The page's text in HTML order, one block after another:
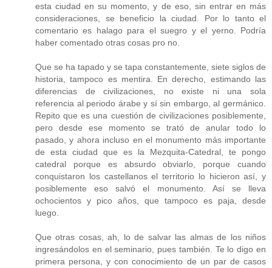
esta ciudad en su momento, y de eso, sin entrar en más
consideraciones, se beneficio la ciudad. Por lo tanto el
comentario es halago para el suegro y el yerno. Podría
haber comentado otras cosas pro no.
Que se ha tapado y se tapa constantemente, siete siglos de
historia, tampoco es mentira. En derecho, estimando las
diferencias de civilizaciones, no existe ni una sola
referencia al periodo árabe y sí sin embargo, al germánico.
Repito que es una cuestión de civilizaciones posiblemente,
pero desde ese momento se trató de anular todo lo
pasado, y ahora incluso en el monumento más importante
de esta ciudad que es la Mezquita-Catedral, te pongo
catedral porque es absurdo obviarlo, porque cuando
conquistaron los castellanos el territorio lo hicieron así, y
posiblemente eso salvó el monumento. Así se lleva
ochocientos y pico años, que tampoco es paja, desde
luego.
Que otras cosas, ah, lo de salvar las almas de los niños
ingresándolos en el seminario, pues también. Te lo digo en
primera persona, y con conocimiento de un par de casos